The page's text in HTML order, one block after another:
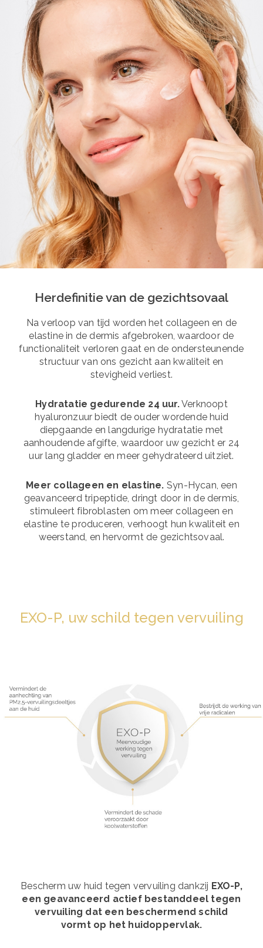
Herdefinitie van de gezichtsovaal
Na verloop van tijd worden het collageen en de
elastine in de dermis afgebroken, waardoor de
functionaliteit verloren gaat en de ondersteunende
structuur van ons gezicht aan kwaliteit en
stevigheid verliest.
Hydratatie gedurende 24 uur.Verknoopt
hyaluronzuur biedt de ouder wordende huid
diepgaande en langdurige hydratatie met
aanhoudende afgifte, waardoor uw gezicht er 24
uur lang gladder en meer gehydrateerd uitziet.
Meer collageen en elastine. Syn-Hycan, een
geavanceerd tripeptide, dringt door in de dermis,
stimuleert fibroblasten om meer collageen en
elastine te produceren, verhoogt hun kwaliteit en
weerstand, en hervormt de gezichtsovaal.
EXO-P, uw schild tegen vervuiling
Bescherm uw huid tegen vervuiling dankzij EXO-P,
een geavanceerd actief bestanddeel tegen
vervuiling dat een beschermend schild
vormt op het huidoppervlak.